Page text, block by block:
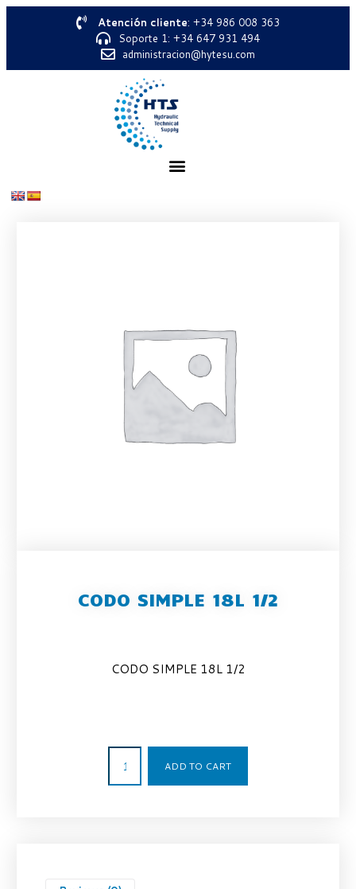
Atención cliente: +34 986 008 363
Soporte 1: +34 647 931 494
administracion@hytesu.com
CODO SIMPLE 18L 1/2
CODO SIMPLE 18L 1/2
ADD TO CART